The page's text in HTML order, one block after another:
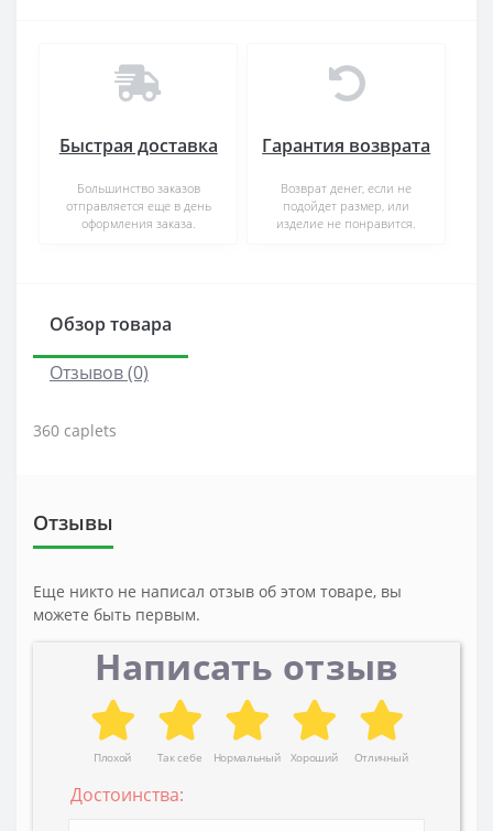
Быстрая доставка
Большинство заказов
отправляется еще в день
оформления заказа.
Гарантия возврата
Возврат денег, если не
подойдет размер, или
изделие не понравится.
Обзор товара
Отзывов (0)
360 caplets
Отзывы
Еще никто не написал отзыв об этом товаре, вы
можете быть первым.
Написать отзыв
Плохой Так себе Нормальный Хороший Отличный
Достоинства: